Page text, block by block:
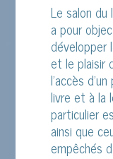
Le salon du
a pour
développer
et le plaisir
l’accès
livre et à la
particulier
ainsi que
empêchés